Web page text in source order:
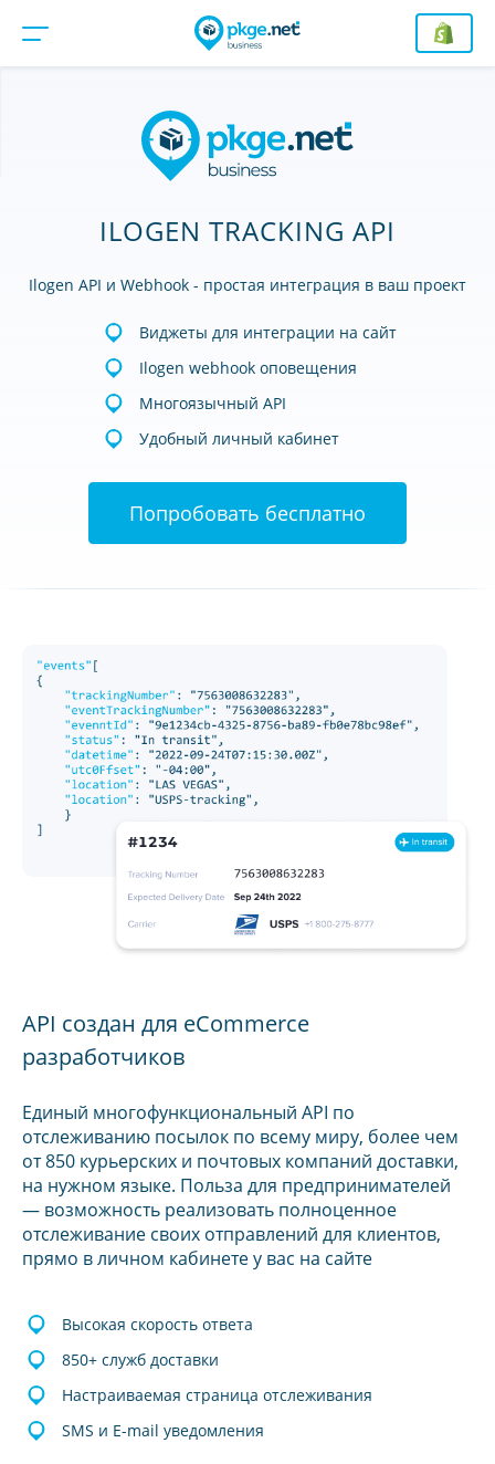
ILOGEN TRACKING API
Ilogen API и Webhook - простая интеграция в ваш проект
Виджеты для интеграции на сайт
Ilogen webhook оповещения
Многоязычный API
Удобный личный кабинет
Попробовать бесплатно
API создан для eCommerce
разработчиков
Единый многофункциональный API по
отслеживанию посылок по всему миру, более чем
от 850 курьерских и почтовых компаний доставки,
на нужном языке. Польза для предпринимателей
— возможность реализовать полноценное
отслеживание своих отправлений для клиентов,
прямо в личном кабинете у вас на сайте
Высокая скорость ответа
850+ служб доставки
Настраиваемая страница отслеживания
SMS и E-mail уведомления